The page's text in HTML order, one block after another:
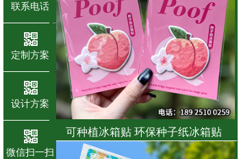
可种植冰箱贴 环保种子纸冰箱贴
联系电话
定制方案
设计方案
微信扫一扫